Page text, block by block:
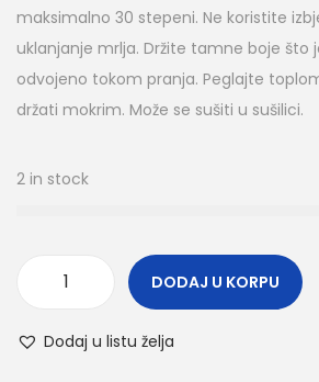
maksimalno 30 stepeni. Ne koristite
uklanjanje mrlja. Držite tamne boje što
odvojeno tokom pranja. Peglajte
držati mokrim. Može se sušiti u sušilici.
2 in stock
DODAJ U KORPU
Dodaj u listu želja